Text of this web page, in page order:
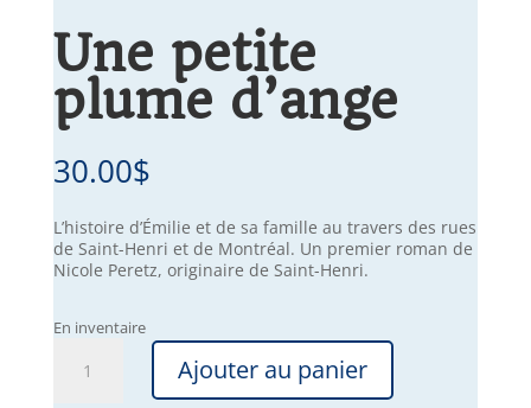
Une petite
plume d’ange
30.00$
L’histoire d’Émilie et de sa famille au travers des rues
de Saint-Henri et de Montréal. Un premier roman de
Nicole Peretz, originaire de Saint-Henri.
En inventaire
Ajouter au panier